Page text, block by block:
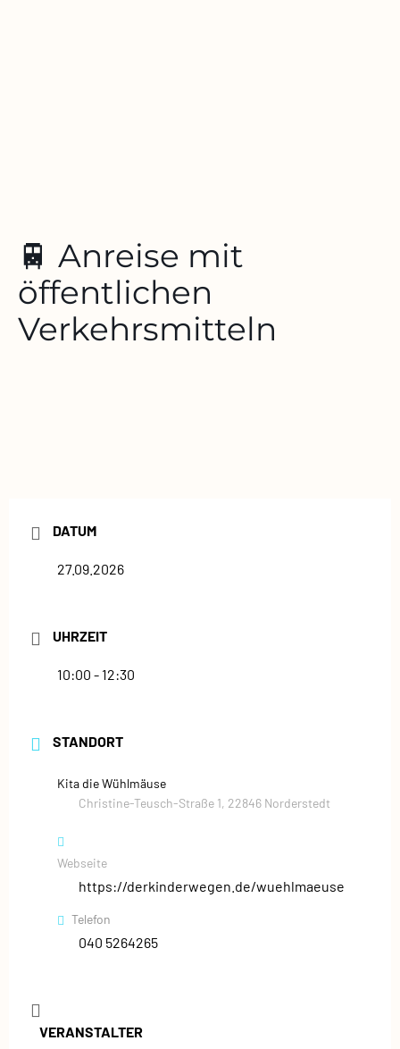
🚆 Anreise mit
öffentlichen
Verkehrsmitteln
DATUM
27.09.2026
UHRZEIT
10:00 - 12:30
STANDORT
Kita die Wühlmäuse
Christine-Teusch-Straße 1, 22846 Norderstedt
Webseite
https://derkinderwegen.de/wuehlmaeuse
Telefon
040 5264265
VERANSTALTER